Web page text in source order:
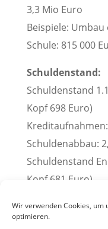
Wir verwenden Cookies, um
optimieren.
3,3 Mio Euro
Beispiele: Umbau
Schule: 815 000
Schuldenstand:
Schuldenstand
Kopf 698 Euro)
Schuldenabbau:
Schuldenstand
Kopf 681 Euro).
(Pressemitteilung